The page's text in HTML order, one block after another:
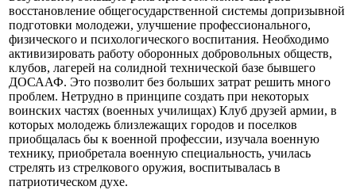
восстановление общегосударственной системы допризывной
подготовки молодежи, улучшение профессионального,
физического и психологического воспитания. Необходимо
активизировать работу оборонных добровольных обществ,
клубов, лагерей на солидной технической базе бывшего
ДОСААФ. Это позволит без больших затрат решить много
проблем. Нетрудно в принципе создать при некоторых
воинских частях (военных училищах) Клуб друзей армии, в
которых молодежь близлежащих городов и поселков
приобщалась бы к военной профессии, изучала военную
технику, приобретала военную специальность, училась
стрелять из стрелкового оружия, воспитывалась в
патриотическом духе.